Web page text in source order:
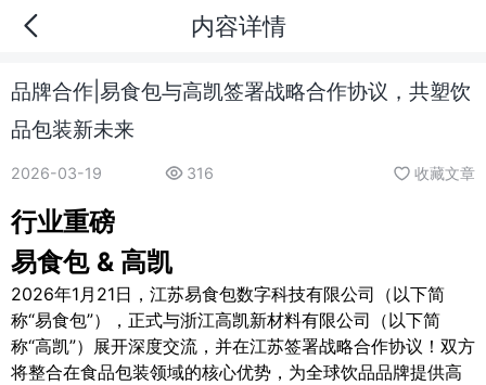
内容详情
品牌合作|易食包与高凯签署战略合作协议，共塑饮
品包装新未来
2026-03-19 316 收藏文章
行业重磅
易食包 & 高凯
2026年1月21日，江苏易食包数字科技有限公司（以下简
称“易食包”），正式与浙江高凯新材料有限公司（以下简
称“高凯”）展开深度交流，并在江苏签署战略合作协议！双方
将整合在食品包装领域的核心优势，为全球饮品品牌提供高